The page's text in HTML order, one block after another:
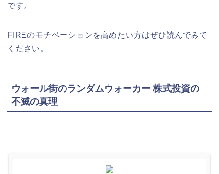
です。
FIREのモチベーションを高めたい方はぜひ読んでみて
ください。
ウォール街のランダムウォーカー 株式投資の
不滅の真理